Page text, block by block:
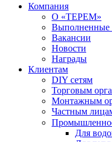
Компания
О «ТЕРЕМ»
Выполненные
Вакансии
Новости
Награды
Клиентам
DIY сетям
Торговым
Монтажным
Частным
Для